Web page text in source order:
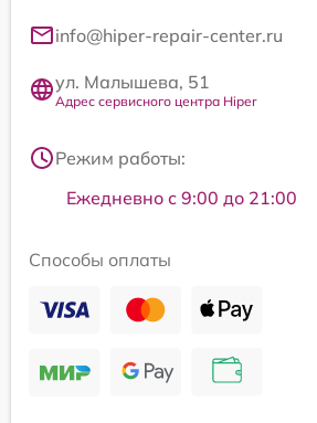
info@hiper-repair-center.ru
ул. Малышева, 51
Адрес сервисного центра Hiper
Режим работы:
Ежедневно с 9:00 до 21:00
Способы оплаты